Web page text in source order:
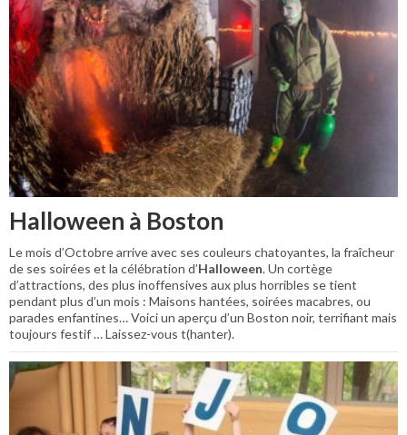
Halloween à Boston
Le mois d’Octobre arrive avec ses couleurs chatoyantes, la fraîcheur
de ses soirées et la célébration d’Halloween. Un cortège
d’attractions, des plus inoffensives aux plus horribles se tient
pendant plus d’un mois : Maisons hantées, soirées macabres, ou
parades enfantines… Voici un aperçu d’un Boston noir, terrifiant mais
toujours festif … Laissez-vous t(hanter).